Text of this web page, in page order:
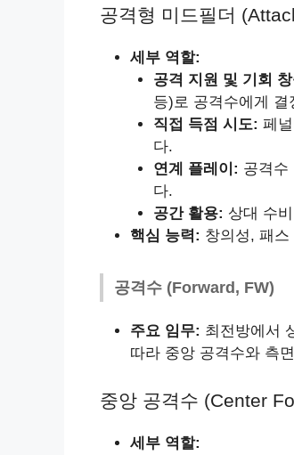
공격형 미드필더
세부 역할:
공격 지원 및 기회
등)로 공격수에게
직접 득점 시도: 페
다.
연계 플레이: 공격수
다.
공간 활용: 상대 수
핵심 능력: 창의성, 패
공격수 (Forward, FW)
주요 임무: 최전방에서
따라 중앙 공격수와 측
중앙 공격수 (Center
세부 역할: